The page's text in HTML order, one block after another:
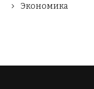
Экономика